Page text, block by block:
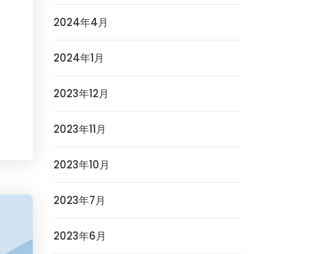
2024年4月
2024年1月
2023年12月
2023年11月
2023年10月
2023年7月
2023年6月